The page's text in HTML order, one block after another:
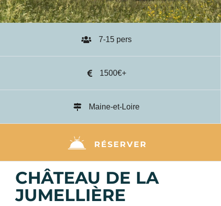
7-15 pers
1500€+
Maine-et-Loire
RÉSERVER
CHÂTEAU DE LA
JUMELLIÈRE